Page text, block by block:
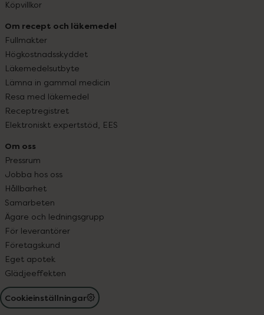
Köpvillkor
Om recept och läkemedel
Fullmakter
Högkostnadsskyddet
Läkemedelsutbyte
Lämna in gammal medicin
Resa med läkemedel
Receptregistret
Elektroniskt expertstöd, EES
Om oss
Pressrum
Jobba hos oss
Hållbarhet
Samarbeten
Ägare och ledningsgrupp
För leverantörer
Företagskund
Eget apotek
Glädjeeffekten
Cookieinställningar